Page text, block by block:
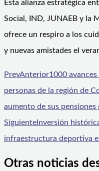
Esta alianza estratégica
Social, IND, JUNAEB y la
ofrece un respiro a los
y nuevas amistades el
PrevAnterior1000
personas de la región de
aumento de sus pensiones
SiguienteInversión
infraestructura deportiva
Otras noticias